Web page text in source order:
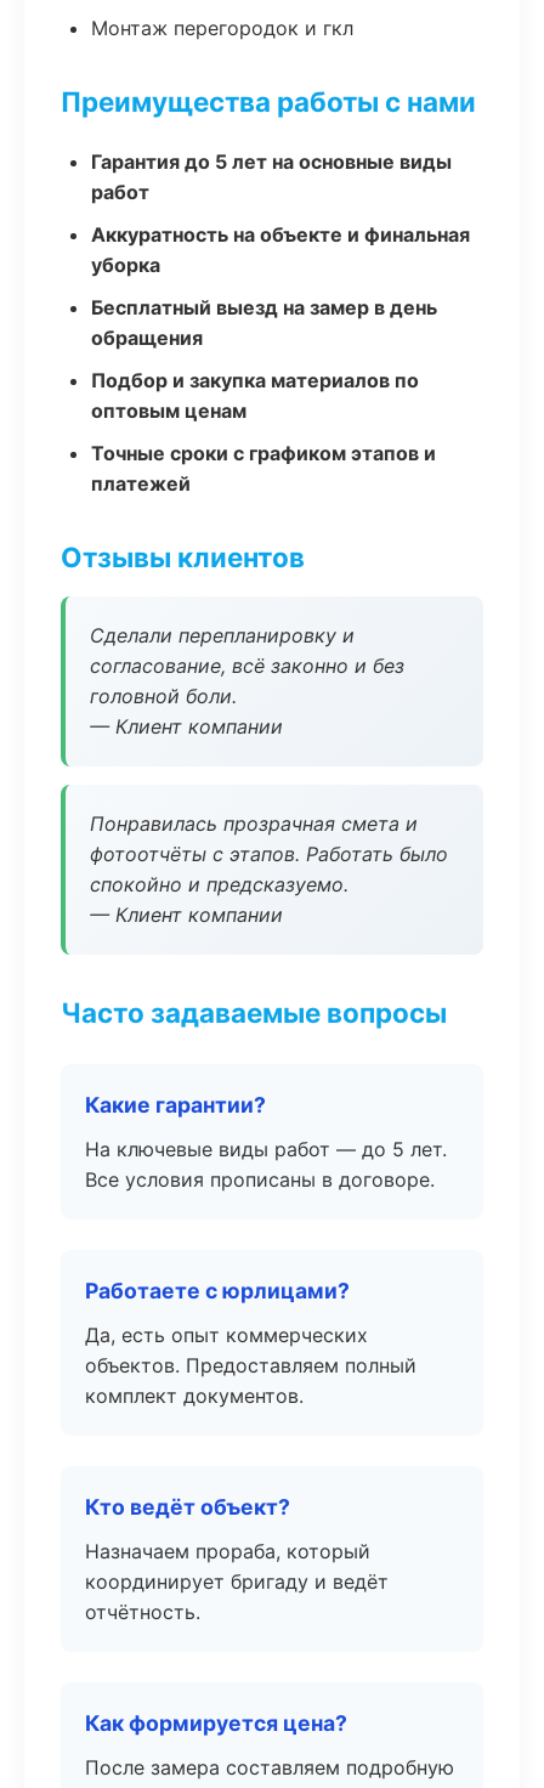
Монтаж перегородок и гкл
Преимущества работы с нами
Гарантия до 5 лет на основные виды
работ
Аккуратность на объекте и финальная
уборка
Бесплатный выезд на замер в день
обращения
Подбор и закупка материалов по
оптовым ценам
Точные сроки с графиком этапов и
платежей
Отзывы клиентов
Сделали перепланировку и
согласование, всё законно и без
головной боли.
— Клиент компании
Понравилась прозрачная смета и
фотоотчёты с этапов. Работать было
спокойно и предсказуемо.
— Клиент компании
Часто задаваемые вопросы
Какие гарантии?
На ключевые виды работ — до 5 лет.
Все условия прописаны в договоре.
Работаете с юрлицами?
Да, есть опыт коммерческих
объектов. Предоставляем полный
комплект документов.
Кто ведёт объект?
Назначаем прораба, который
координирует бригаду и ведёт
отчётность.
Как формируется цена?
После замера составляем подробную